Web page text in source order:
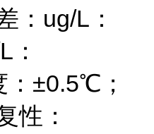
： ug/L ：
：
±0.5℃ ；
性：